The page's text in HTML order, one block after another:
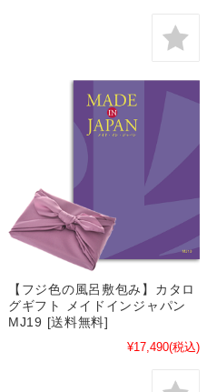
【フジ色の風呂敷包み】カタロ
グギフト メイドインジャパン
MJ19 [送料無料]
¥17,490(税込)